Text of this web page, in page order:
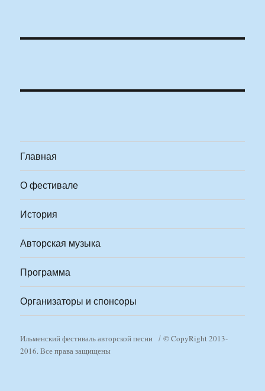
Главная
О фестивале
История
Авторская музыка
Программа
Организаторы и спонсоры
Ильменский фестиваль авторской песни
© CopyRight 2013-
2016. Все права защищены